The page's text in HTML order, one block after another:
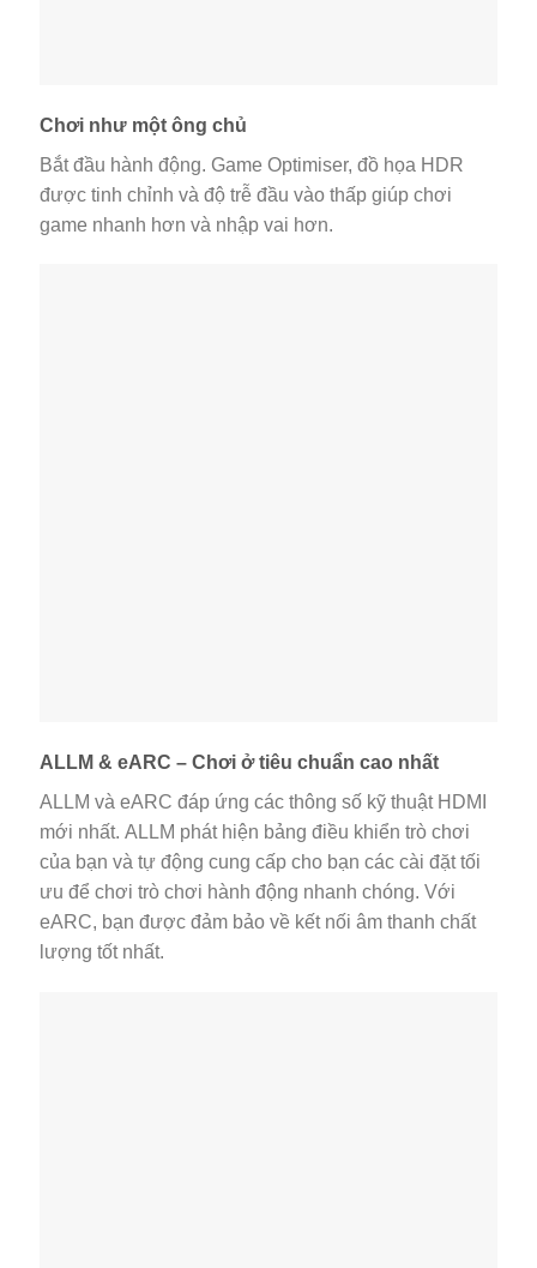
Chơi như một ông chủ
Bắt đầu hành động. Game Optimiser, đồ họa HDR
được tinh chỉnh và độ trễ đầu vào thấp giúp chơi
game nhanh hơn và nhập vai hơn.
ALLM & eARC – Chơi ở tiêu chuẩn cao nhất
ALLM và eARC đáp ứng các thông số kỹ thuật HDMI
mới nhất. ALLM phát hiện bảng điều khiển trò chơi
của bạn và tự động cung cấp cho bạn các cài đặt tối
ưu để chơi trò chơi hành động nhanh chóng. Với
eARC, bạn được đảm bảo về kết nối âm thanh chất
lượng tốt nhất.